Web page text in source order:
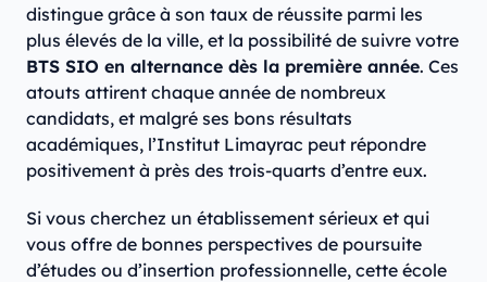
distingue grâce à son taux de réussite parmi les
plus élevés de la ville, et la possibilité de suivre votre
BTS SIO en alternance dès la première année. Ces
atouts attirent chaque année de nombreux
candidats, et malgré ses bons résultats
académiques, l’Institut Limayrac peut répondre
positivement à près des trois-quarts d’entre eux.
Si vous cherchez un établissement sérieux et qui
vous offre de bonnes perspectives de poursuite
d’études ou d’insertion professionnelle, cette école